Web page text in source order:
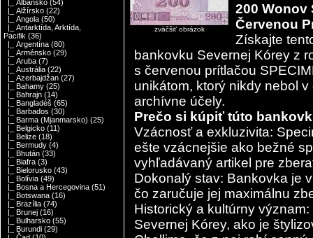
|_ Albánsko (54)
|_ Alžírsko (22)
|_ Angola (50)
|_ Antarktída, Arktída,
Pacifik (36)
|_ Argentína (80)
|_ Arménsko (29)
|_ Aruba (7)
|_ Austrália (22)
|_ Azerbajdžan (27)
|_ Bahamy (25)
|_ Bahrajn (14)
|_ Bangladéš (65)
|_ Barbados (30)
|_ Barma (Mjanmarsko) (25)
|_ Belgicko (11)
|_ Belize (18)
|_ Bermudy (4)
|_ Bhután (33)
|_ Biafra (3)
|_ Bielorusko (43)
|_ Bolívia (49)
|_ Bosna a Hercegovina (51)
|_ Botswana (16)
|_ Brazília (74)
|_ Brunej (16)
|_ Bulharsko (55)
|_ Burundi (29)
zväčšiť obrázok
200 Wonov
Červenou
Získajte
bankovku Severnej Kórey z
s červenou prítlačou
unikátom, ktorý nikdy nebol
archívne účely.
Prečo si kúpiť túto
Vzácnosť a exkluzivita:
ešte vzácnejšie ako bežné
vyhľadávaný artikel pre
Dokonalý stav: Bankovka je
čo zaručuje jej maximálnu
Historický a kultúrny
Severnej Kórey, ako je